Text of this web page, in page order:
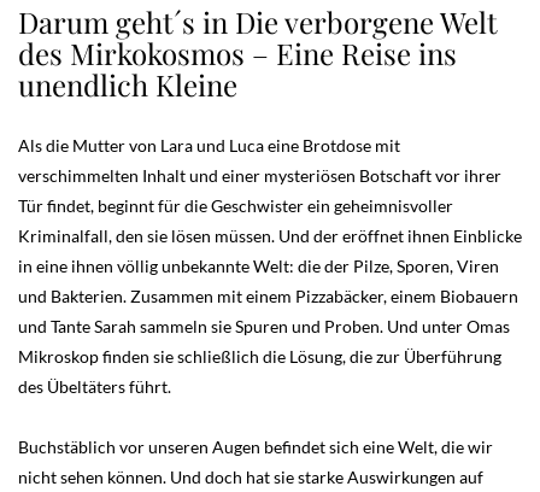
Darum geht´s in Die verborgene Welt
des Mirkokosmos – Eine Reise ins
unendlich Kleine
Als die Mutter von Lara und Luca eine Brotdose mit
verschimmelten Inhalt und einer mysteriösen Botschaft vor ihrer
Tür findet, beginnt für die Geschwister ein geheimnisvoller
Kriminalfall, den sie lösen müssen. Und der eröffnet ihnen Einblicke
in eine ihnen völlig unbekannte Welt: die der Pilze, Sporen, Viren
und Bakterien. Zusammen mit einem Pizzabäcker, einem Biobauern
und Tante Sarah sammeln sie Spuren und Proben. Und unter Omas
Mikroskop finden sie schließlich die Lösung, die zur Überführung
des Übeltäters führt.
Buchstäblich vor unseren Augen befindet sich eine Welt, die wir
nicht sehen können. Und doch hat sie starke Auswirkungen auf